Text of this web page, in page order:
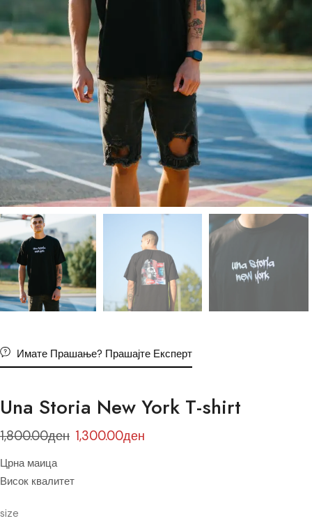
Имате Прашање? Прашајте Експерт
Una Storia New York T-shirt
1,800.00ден 1,300.00ден
Црна маица
Висок квалитет
size